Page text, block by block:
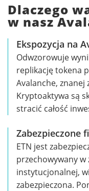
Dlaczego
w nasz
Ekspozycja na
Odwzorowuje
replikację tokena
Avalanche, znanej
Kryptoaktywa są
stracić całość
Zabezpieczone
ETN jest
przechowywany
instytucjonalnej,
zabezpieczona.